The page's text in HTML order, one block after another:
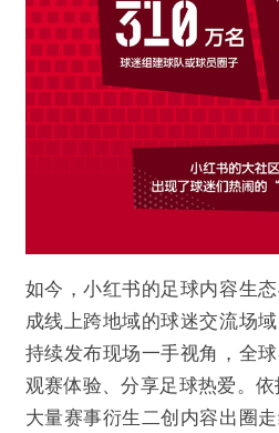
@数字力场
直播新纪录
欺诈 色情
不实信息 违法犯罪
如今，小红书的足球内容生
成线上跨地域的球迷交流场
持续发布现场一手视角，全
观赛体验、分享足球热爱。依
大量赛事衍生二创内容出圈